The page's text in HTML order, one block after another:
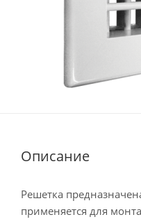
Описание
Решетка
применяется для